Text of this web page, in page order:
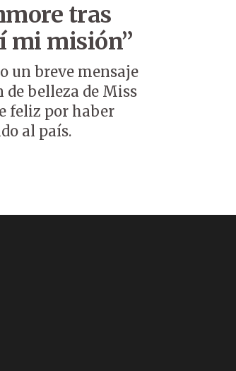
tras
mi misión”
un breve mensaje
belleza de Miss
feliz por haber
al país.